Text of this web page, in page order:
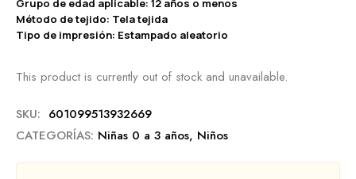
Grupo de edad aplicable: 12 años o menos
Método de tejido: Tela tejida
Tipo de impresión: Estampado aleatorio
This product is currently out of stock and unavailable.
SKU: 601099513932669
CATEGORÍAS: Niñas 0 a 3 años, Niños